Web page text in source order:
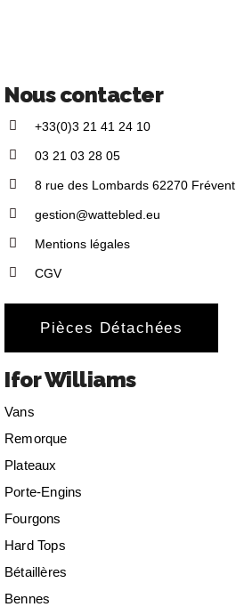
Nous contacter
+33(0)3 21 41 24 10
03 21 03 28 05
8 rue des Lombards 62270 Frévent
gestion@wattebled.eu
Mentions légales
CGV
Pièces Détachées
Ifor Williams
Vans
Remorque
Plateaux
Porte-Engins
Fourgons
Hard Tops
Bétaillères
Bennes